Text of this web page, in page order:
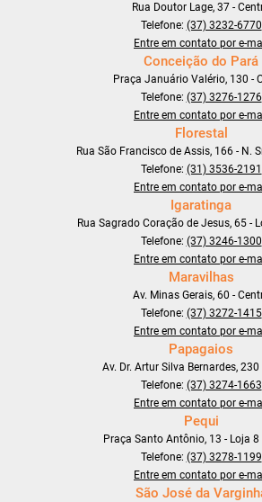
Rua Doutor Lage, 37 -
Telefone: (37) 3232-6770
Entre em contato por e-
Conceição do Pará
Praça Januário Valério, 130 -
Telefone: (37) 3276-1276
Entre em contato por e-
Florestal
Rua São Francisco de Assis, 166 - N.
Telefone: (31) 3536-2191
Entre em contato por e-
Igaratinga
Rua Sagrado Coração de Jesus, 65 -
Telefone: (37) 3246-1300
Entre em contato por e-
Maravilhas
Av. Minas Gerais, 60 -
Telefone: (37) 3272-1415
Entre em contato por e-
Papagaios
Av. Dr. Artur Silva Bernardes, 230
Telefone: (37) 3274-1663
Entre em contato por e-
Pequi
Praça Santo Antônio, 13 - Loja 8
Telefone: (37) 3278-1199
Entre em contato por e-
São José da